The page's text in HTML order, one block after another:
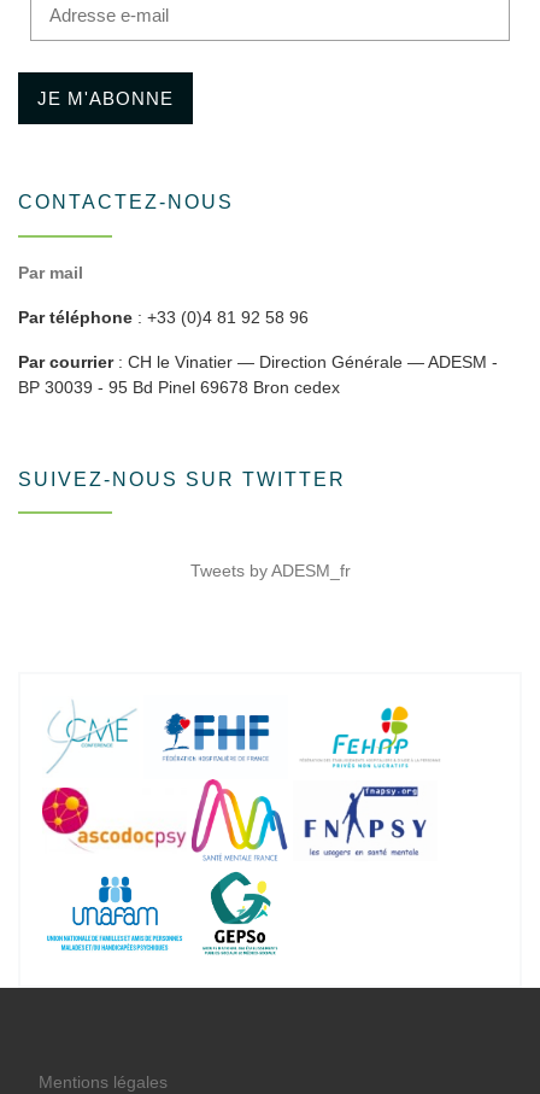
JE M'ABONNE
CONTACTEZ-NOUS
Par mail
Par téléphone : +33 (0)4 81 92 58 96
Par courrier: CH le Vinatier — Direction Générale — ADESM -
BP 30039 - 95 Bd Pinel 69678 Bron cedex
SUIVEZ-NOUS SUR TWITTER
Tweets by ADESM_fr
Mentions légales